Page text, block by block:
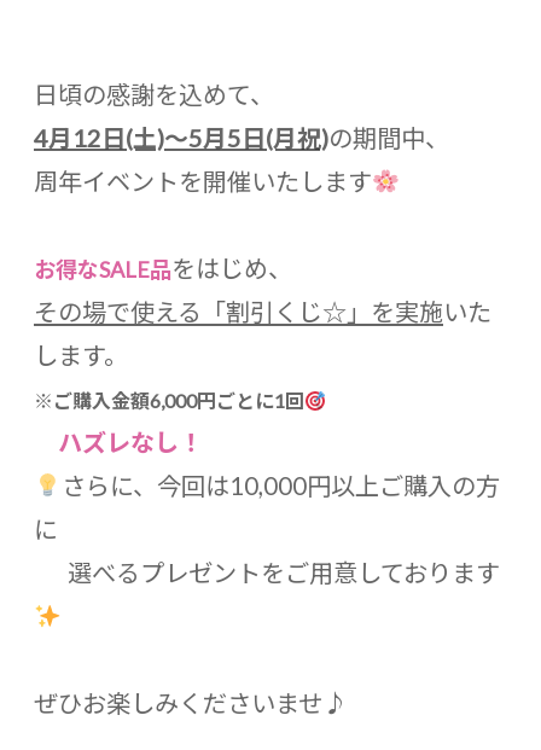
日頃の感謝を込めて、
4月12日(土)〜5月5日(月祝)の期間中、
周年イベントを開催いたします
お得なSALE品をはじめ、
その場で使える「割引くじ☆」を実施いた
します。
※ ご購入金額6,000円ごとに1回
ハズレなし！
さらに、今回は10,000円以上ご購入の方
に
選べるプレゼントをご用意しております
ぜひお楽しみくださいませ♪